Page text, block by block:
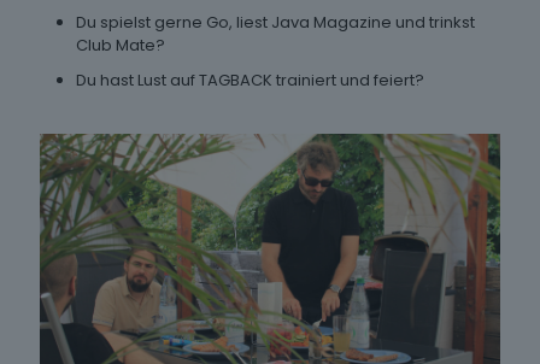
Du spielst gerne Go, liest Java Magazine und trinkst
Club Mate?
Du hast Lust auf TAGBACK trainiert und feiert?